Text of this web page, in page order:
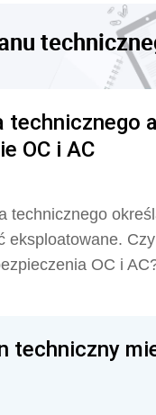
technicznego a
OC i AC
technicznego
eksploatowane.
OC i
techniczny